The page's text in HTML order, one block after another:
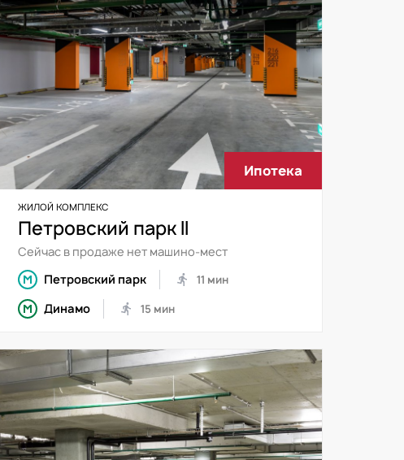
Ипотека
ЖИЛОЙ КОМПЛЕКС
Петровский парк II
Сейчас в продаже нет машино-мест
Петровский парк
11 мин
Динамо 15 мин